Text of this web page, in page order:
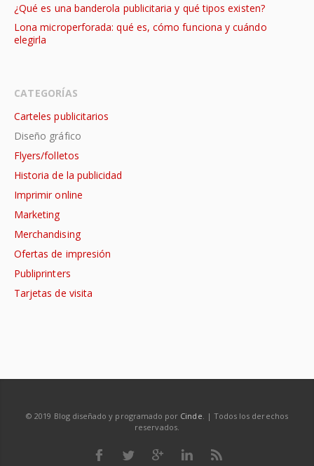
¿Qué es una banderola publicitaria y qué tipos existen?
Lona microperforada: qué es, cómo funciona y cuándo
elegirla
CATEGORÍAS
Carteles publicitarios
Diseño gráfico
Flyers/folletos
Historia de la publicidad
Imprimir online
Marketing
Merchandising
Ofertas de impresión
Publiprinters
Tarjetas de visita
© 2019 Blog diseñado y programado por Cinde . | Todos los derechos
reservados.